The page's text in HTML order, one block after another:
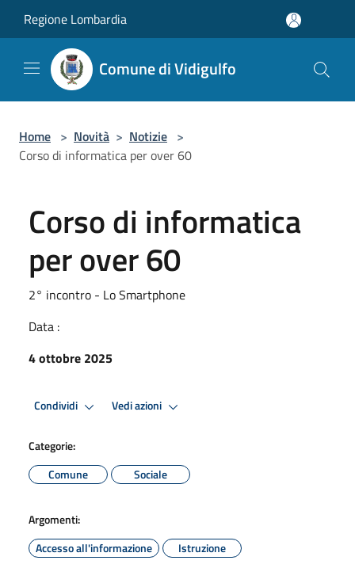
Regione Lombardia
Comune di Vidigulfo
Home > Novità > Notizie >
Corso di informatica per over 60
Corso di informatica
per over 60
2° incontro - Lo Smartphone
Data :
4 ottobre 2025
Condividi Vedi azioni
Categorie:
Comune
Sociale
Argomenti:
Accesso all'informazione
Istruzione